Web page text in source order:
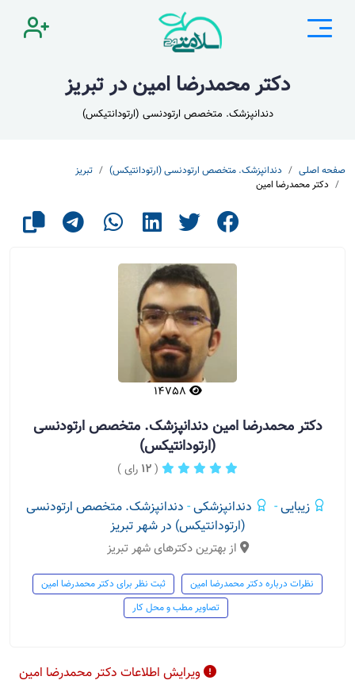
دکتر محمدرضا امین در تبریز
دندانپزشک. متخصص ارتودنسی (ارتودانتیکس)
صفحه اصلی دندانپزشک. متخصص ارتودنسی (ارتودانتیکس)
تبریز
دکتر محمدرضا امین
دکتر محمدرضا امین دندانپزشک. متخصص ارتودنسی
(ارتودانتیکس)
(
12 رای )
زیبایی- دندانپزشکی- دندانپزشک. متخصص ارتودنسی
(ارتودانتیکس) در شهر تبریز
از بهترین دکترهای شهر تبریز
نظرات درباره دکتر محمدرضا امین
ثبت نظر برای دکتر محمدرضا امین
تصاویر مطب و محل کار
ویرایش اطلاعات دکتر محمدرضا امین